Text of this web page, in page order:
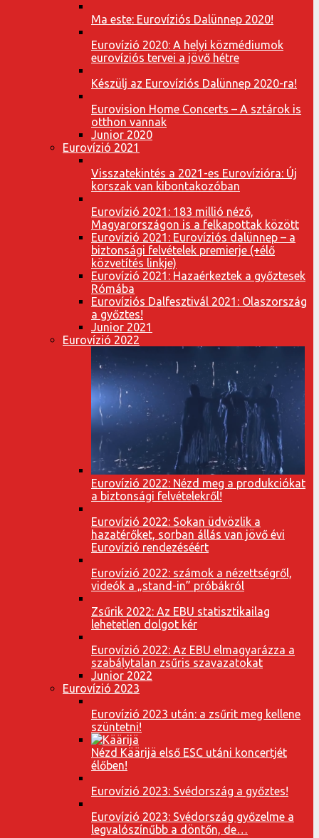
Ma este: Eurovíziós Dalünnep 2020!
Eurovízió 2020: A helyi közmédiumok
eurovíziós tervei a jövő hétre
Készülj az Eurovíziós Dalünnep 2020-ra!
Eurovision Home Concerts – A sztárok is
otthon vannak
Junior 2020
Eurovízió 2021
Visszatekintés a 2021-es Eurovízióra: Új
korszak van kibontakozóban
Eurovízió 2021: 183 millió néző,
Magyarországon is a felkapottak között
Eurovízió 2021: Eurovíziós dalünnep – a
biztonsági felvételek premierje (+élő
közvetítés linkje)
Eurovízió 2021: Hazaérkeztek a győztesek
Rómába
Eurovíziós Dalfesztivál 2021: Olaszország
a győztes!
Junior 2021
Eurovízió 2022
Eurovízió 2022: Nézd meg a produkciókat
a biztonsági felvételekről!
Eurovízió 2022: Sokan üdvözlik a
hazatérőket, sorban állás van jövő évi
Eurovízió rendezéséért
Eurovízió 2022: számok a nézettségről,
videók a „stand-in” próbákról
Zsűrik 2022: Az EBU statisztikailag
lehetetlen dolgot kér
Eurovízió 2022: Az EBU elmagyarázza a
szabálytalan zsűris szavazatokat
Junior 2022
Eurovízió 2023
Eurovízió 2023 után: a zsűrit meg kellene
szüntetni!
Nézd Käärijä első ESC utáni koncertjét
élőben!
Eurovízió 2023: Svédország a győztes!
Eurovízió 2023: Svédország győzelme a
legvalószínűbb a döntőn, de…